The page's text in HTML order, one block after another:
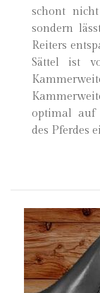
schont
sondern
Reiters
Sättel ist
optimal auf
des Pferdes